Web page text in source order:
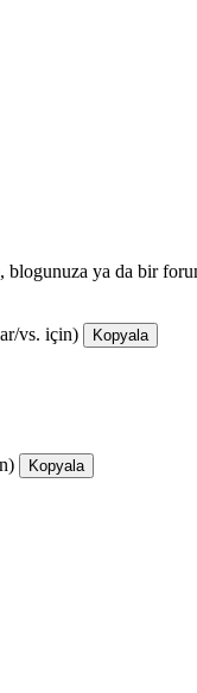
ya da bir
vs. için) Kopyala
Kopyala